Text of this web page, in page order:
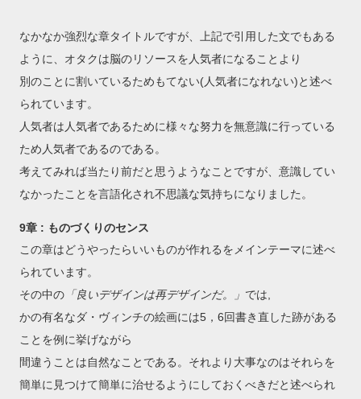
なかなか強烈な章タイトルですが、上記で引用した文でもある
ように、オタクは脳のリソースを人気者になることより
別のことに割いているためもてない(人気者になれない)と述べ
られています。
人気者は人気者であるために様々な努力を無意識に行っている
ため人気者であるのである。
考えてみれば当たり前だと思うようなことですが、意識してい
なかったことを言語化され不思議な気持ちになりました。
9章 : ものづくりのセンス
この章はどうやったらいいものが作れるをメインテーマに述べ
られています。
その中の「良いデザインは再デザインだ。」 では,
かの有名なダ・ヴィンチの絵画には5，6回書き直した跡がある
ことを例に挙げながら
間違うことは自然なことである。それより大事なのはそれらを
簡単に見つけて簡単に治せるようにしておくべきだと述べられ